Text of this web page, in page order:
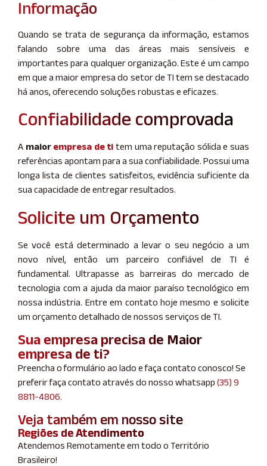
Informação
Quando se trata de segurança da informação, estamos
falando sobre uma das áreas mais sensíveis e
importantes para qualquer organização. Este é um campo
em que a maior empresa do setor de TI tem se destacado
há anos, oferecendo soluções robustas e eficazes.
Confiabilidade comprovada
A maior empresa de ti tem uma reputação sólida e suas
referências apontam para a sua confiabilidade. Possui uma
longa lista de clientes satisfeitos, evidência suficiente da
sua capacidade de entregar resultados.
Solicite um Orçamento
Se você está determinado a levar o seu negócio a um
novo nível, então um parceiro confiável de TI é
fundamental. Ultrapasse as barreiras do mercado de
tecnologia com a ajuda da maior paraíso tecnológico em
nossa indústria. Entre em contato hoje mesmo e solicite
um orçamento detalhado de nossos serviços de TI.
Sua empresa precisa de Maior
empresa de ti?
Preencha o formulário ao lado e faça contato conosco! Se
preferir faça contato através do nosso whatsapp (35) 9
8811-4806.
Veja também em nosso site
Regiões de Atendimento
Atendemos Remotamente em todo o Território
Brasileiro!